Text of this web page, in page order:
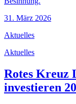
31. März 2026
Aktuelles
Aktuelles
Rotes Kreuz
investieren